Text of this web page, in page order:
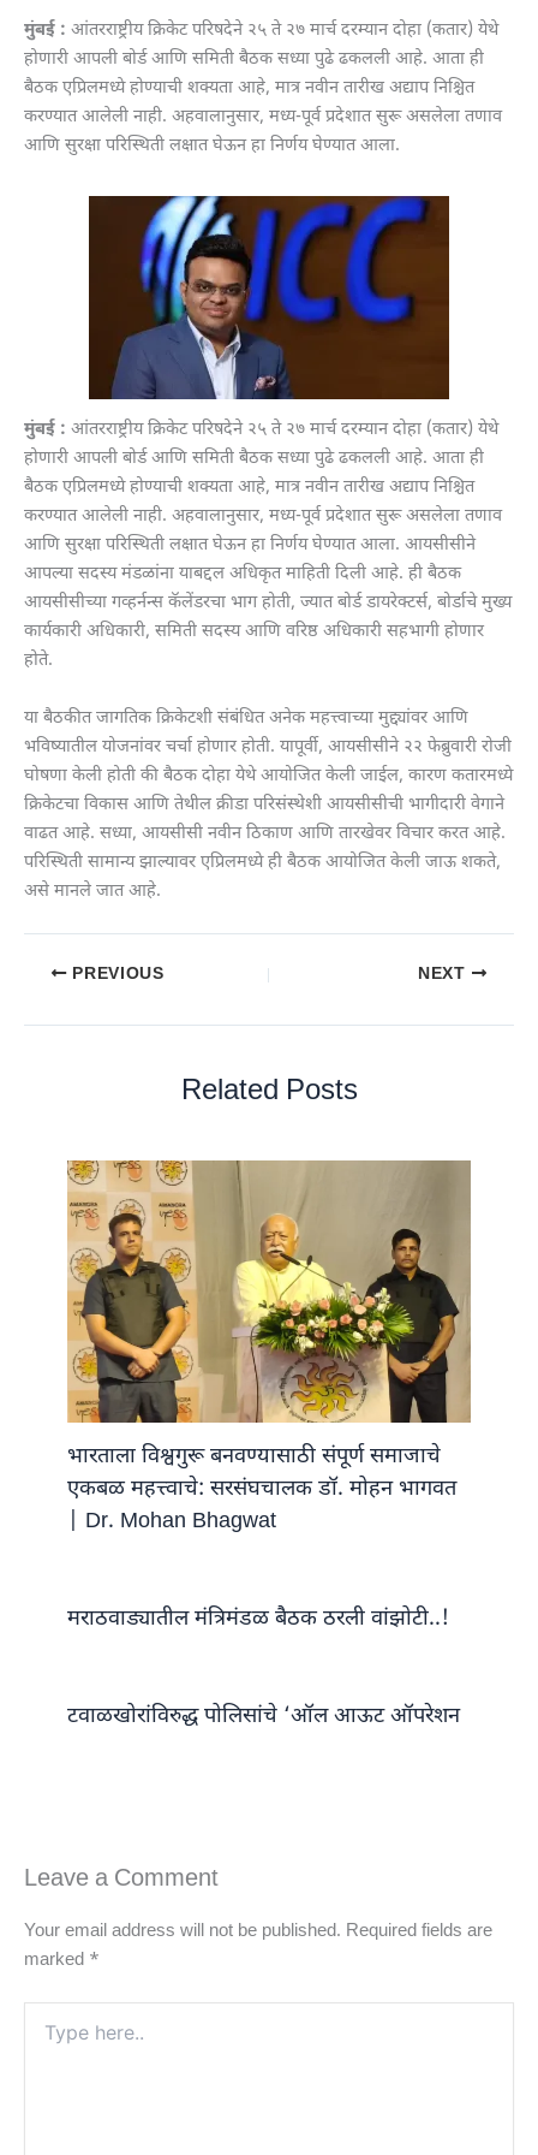
मुंबई : आंतरराष्ट्रीय क्रिकेट परिषदेने २५ ते २७ मार्च दरम्यान दोहा (कतार) येथे
होणारी आपली बोर्ड आणि समिती बैठक सध्या पुढे ढकलली आहे. आता ही
बैठक एप्रिलमध्ये होण्याची शक्यता आहे, मात्र नवीन तारीख अद्याप निश्चित
करण्यात आलेली नाही. अहवालानुसार, मध्य-पूर्व प्रदेशात सुरू असलेला तणाव
आणि सुरक्षा परिस्थिती लक्षात घेऊन हा निर्णय घेण्यात आला.
मुंबई : आंतरराष्ट्रीय क्रिकेट परिषदेने २५ ते २७ मार्च दरम्यान दोहा (कतार) येथे
होणारी आपली बोर्ड आणि समिती बैठक सध्या पुढे ढकलली आहे. आता ही
बैठक एप्रिलमध्ये होण्याची शक्यता आहे, मात्र नवीन तारीख अद्याप निश्चित
करण्यात आलेली नाही. अहवालानुसार, मध्य-पूर्व प्रदेशात सुरू असलेला तणाव
आणि सुरक्षा परिस्थिती लक्षात घेऊन हा निर्णय घेण्यात आला. आयसीसीने
आपल्या सदस्य मंडळांना याबद्दल अधिकृत माहिती दिली आहे. ही बैठक
आयसीसीच्या गव्हर्नन्स कॅलेंडरचा भाग होती, ज्यात बोर्ड डायरेक्टर्स, बोर्डाचे मुख्य
कार्यकारी अधिकारी, समिती सदस्य आणि वरिष्ठ अधिकारी सहभागी होणार
होते.
या बैठकीत जागतिक क्रिकेटशी संबंधित अनेक महत्त्वाच्या मुद्द्यांवर आणि
भविष्यातील योजनांवर चर्चा होणार होती. यापूर्वी, आयसीसीने २२ फेब्रुवारी रोजी
घोषणा केली होती की बैठक दोहा येथे आयोजित केली जाईल, कारण कतारमध्ये
क्रिकेटचा विकास आणि तेथील क्रीडा परिसंस्थेशी आयसीसीची भागीदारी वेगाने
वाढत आहे. सध्या, आयसीसी नवीन ठिकाण आणि तारखेवर विचार करत आहे.
परिस्थिती सामान्य झाल्यावर एप्रिलमध्ये ही बैठक आयोजित केली जाऊ शकते,
असे मानले जात आहे.
PREVIOUS NEXT
Related Posts
भारताला विश्वगुरू बनवण्यासाठी संपूर्ण समाजाचे
एकबळ महत्त्वाचे: सरसंघचालक डॉ. मोहन भागवत
| Dr. Mohan Bhagwat
मराठवाड्यातील मंत्रिमंडळ बैठक ठरली वांझोटी..!
टवाळखोरांविरुद्ध पोलिसांचे ‘ऑल आऊट ऑपरेशन
Leave a Comment
Your email address will not be published. Required fields are
marked *
here..